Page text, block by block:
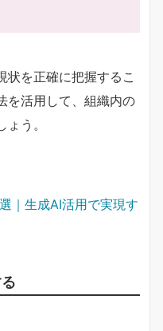
状を正確に把握するこ
を活用して、組織内の
う。
｜生成AI活用で実現す